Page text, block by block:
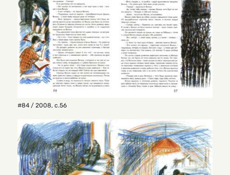
#84 / 2008, с.56